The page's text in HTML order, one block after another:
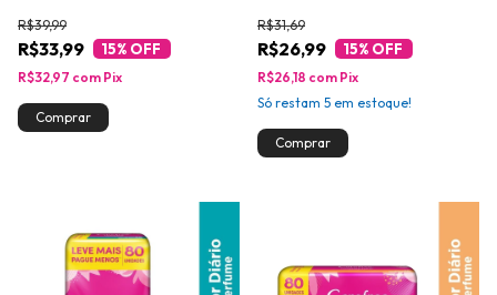
R$33,99
R$39,99
15% OFF
R$32,97 com Pix
R$26,99
R$31,69
15% OFF
R$26,18 com Pix
Só restam 5 em estoque!